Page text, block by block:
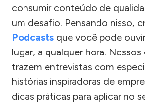
consumir conteúdo de
um desafio. Pensando nisso,
Podcasts que você pode
lugar, a qualquer hora. Nossos
trazem entrevistas com
histórias inspiradoras de
dicas práticas para aplicar no